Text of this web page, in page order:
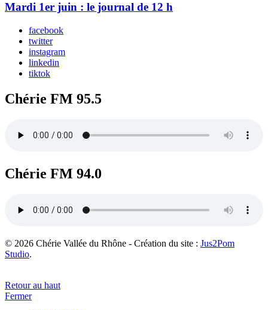
Mardi 1er juin : le journal de 12 h
facebook
twitter
instagram
linkedin
tiktok
Chérie FM 95.5
Chérie FM 94.0
© 2026 Chérie Vallée du Rhône - Création du site : Jus2Pom
Studio.
Retour au haut
Fermer